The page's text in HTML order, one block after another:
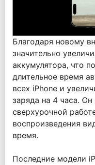
Благодаря новому
значительно
аккумулятора, что
длительное время
всех iPhone и
заряда на 4 часа. Он
сверхурочной
воспроизведения
время.
Последние модели